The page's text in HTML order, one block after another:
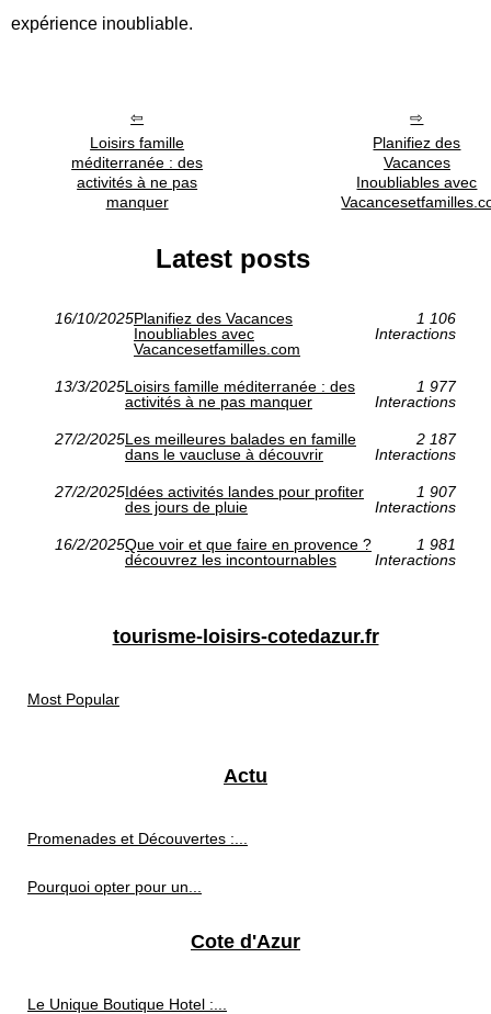
expérience inoubliable.
Loisirs famille
méditerranée : des
activités à ne pas
manquer
Planifiez des
Vacances
Inoubliables avec
Latest posts
16/10/2025Planifiez des Vacances
Inoubliables avec
Vacancesetfamilles.com
1 106
Interactions
13/3/2025Loisirs famille méditerranée : des
activités à ne pas manquer
1 977
Interactions
27/2/2025Les meilleures balades en famille
dans le vaucluse à découvrir
2 187
Interactions
27/2/2025Idées activités landes pour profiter
des jours de pluie
1 907
Interactions
16/2/2025Que voir et que faire en provence ?
découvrez les incontournables
1 981
Interactions
tourisme-loisirs-cotedazur.fr
Most Popular
Actu
Promenades et Découvertes :...
Pourquoi opter pour un...
Cote d'Azur
Le Unique Boutique Hotel :...